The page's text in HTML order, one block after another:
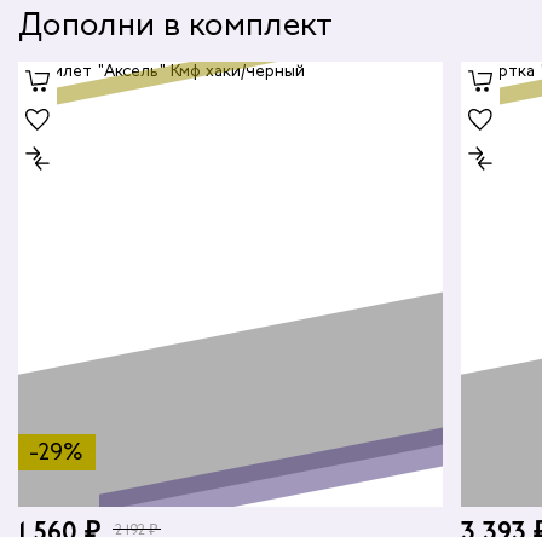
Дополни в комплект
-29%
2 192 ₽